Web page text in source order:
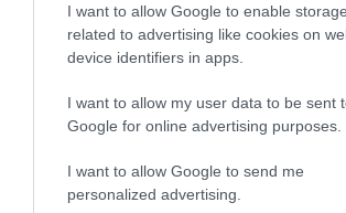
I want to allow Google to enable storage
related to advertising like cookies on
device identifiers in apps.
I want to allow my user data to be sent
Google for online advertising purposes.
I want to allow Google to send me
personalized advertising.
One Teaspoon And All The Worms
Die Instantly